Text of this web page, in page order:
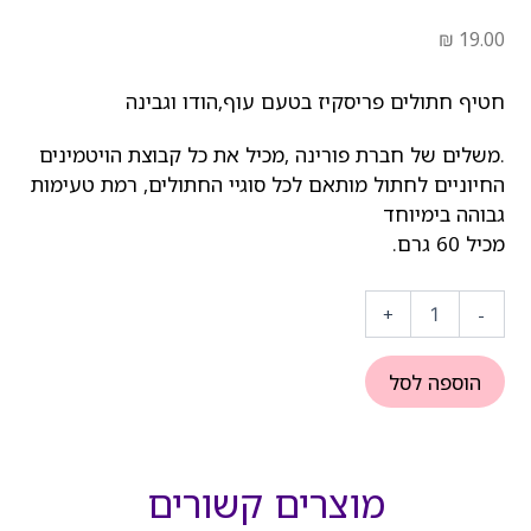
₪ 19.00
חטיף חתולים פריסקיז בטעם עוף,הודו וגבינה
.משלים של חברת פורינה ,מכיל את כל קבוצת הויטמינים
החיוניים לחתול מותאם לכל סוגיי החתולים, רמת טעימות
גבוהה בימיוחד
מכיל 60 גרם.
-
של
חטיף
לחתול
פריסקיז
עוף,הודו
וגבינה
+
הוספה לסל
מוצרים קשורים